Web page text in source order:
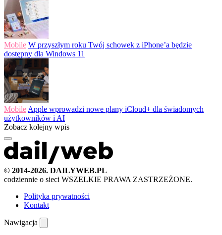
Mobile W przyszłym roku Twój schowek z iPhone’a będzie
dostępny dla Windows 11
Mobile Apple wprowadzi nowe plany iCloud+ dla świadomych
użytkowników i AI
Zobacz kolejny wpis
© 2014-2026. DAILYWEB.PL
codziennie o sieci WSZELKIE PRAWA ZASTRZEŻONE.
Polityka prywatności
Kontakt
Nawigacja